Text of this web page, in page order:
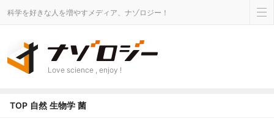
科学を好きな人を増やすメディア、ナゾロジー！
Love science , enjoy !
TOP 自然 生物学 菌